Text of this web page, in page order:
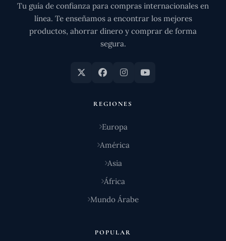
Tu guía de confianza para compras internacionales en
línea. Te enseñamos a encontrar los mejores
productos, ahorrar dinero y comprar de forma
segura.
REGIONES
Europa
América
Asia
África
Mundo Árabe
POPULAR